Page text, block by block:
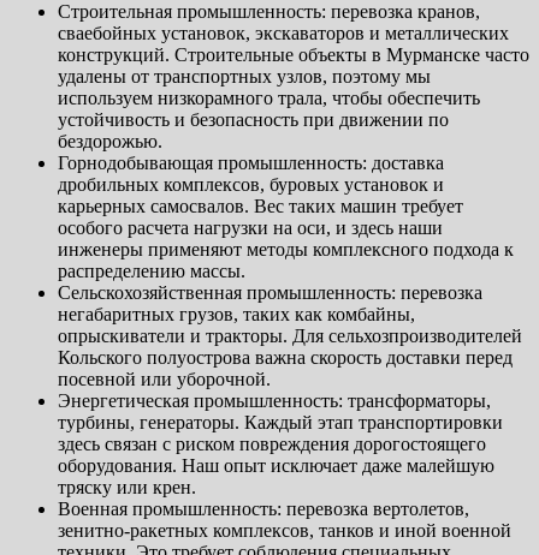
Строительная промышленность: перевозка кранов,
сваебойных установок, экскаваторов и металлических
конструкций. Строительные объекты в Мурманске часто
удалены от транспортных узлов, поэтому мы
используем низкорамного трала, чтобы обеспечить
устойчивость и безопасность при движении по
бездорожью.
Горнодобывающая промышленность: доставка
дробильных комплексов, буровых установок и
карьерных самосвалов. Вес таких машин требует
особого расчета нагрузки на оси, и здесь наши
инженеры применяют методы комплексного подхода к
распределению массы.
Сельскохозяйственная промышленность: перевозка
негабаритных грузов, таких как комбайны,
опрыскиватели и тракторы. Для сельхозпроизводителей
Кольского полуострова важна скорость доставки перед
посевной или уборочной.
Энергетическая промышленность: трансформаторы,
турбины, генераторы. Каждый этап транспортировки
здесь связан с риском повреждения дорогостоящего
оборудования. Наш опыт исключает даже малейшую
тряску или крен.
Военная промышленность: перевозка вертолетов,
зенитно-ракетных комплексов, танков и иной военной